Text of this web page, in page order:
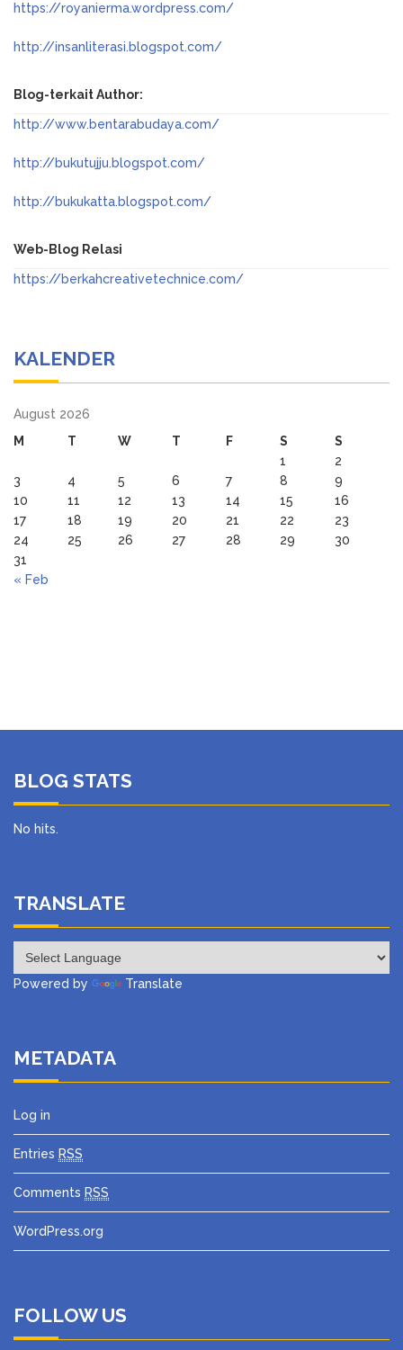
https://royanierma.wordpress.com/
http://insanliterasi.blogspot.com/
Blog-terkait Author:
http://www.bentarabudaya.com/
http://bukutujju.blogspot.com/
http://bukukatta.blogspot.com/
Web-Blog Relasi
https://berkahcreativetechnice.com/
KALENDER
August 2026
M
T W T F S S
« Feb
1
2
3
4 5 6 7 8
9
10
11 12 13 14 15
16
17
18 19 20 21 22
23
24
25 26 27 28 29
30
31
BLOG STATS
No hits.
TRANSLATE
Powered by Translate
METADATA
Log in
Entries RSS
Comments RSS
WordPress.org
FOLLOW US